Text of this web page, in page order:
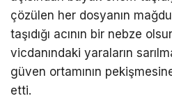
çözülen her dosyanın mağdur
taşıdığı acının bir nebze
vicdanındaki yaraların
güven ortamının
etti.